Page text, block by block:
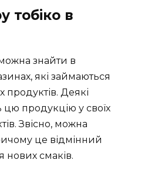
тобіко в
можна знайти в
які займаються
Деякі
продукцію у своїх
Звісно, можна
це відмінний
нових смаків.